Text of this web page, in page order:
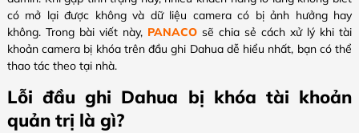
có mở lại được không và dữ liệu camera có bị ảnh hưởng hay
không. Trong bài viết này, PANACO sẽ chia sẻ cách xử lý khi tài
khoản camera bị khóa trên đầu ghi Dahua dễ hiểu nhất, bạn có thể
thao tác theo tại nhà.
Lỗi đầu ghi Dahua bị khóa tài khoản
quản trị là gì?